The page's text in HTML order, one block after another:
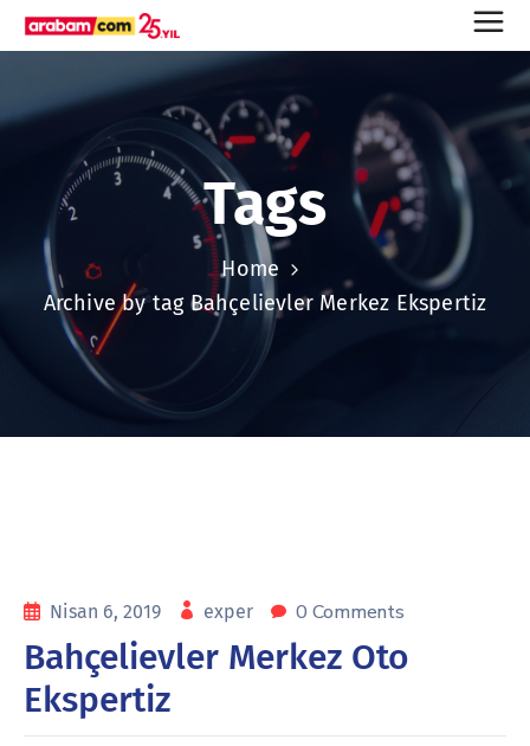
Tags
Home
Archive by tag Bahçelievler Merkez Ekspertiz
Nisan 6, 2019 exper 0 Comments
Bahçelievler Merkez Oto
Ekspertiz